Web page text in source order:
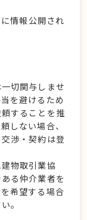
情報公開され
切関与しませ
を避けるため
することを推
しない場合、
渉・契約は登
物取引業協
る仲介業者を
希望する場合
。